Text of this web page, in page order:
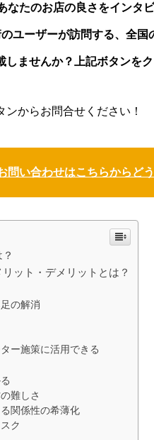
たのお店の良さをインタ
ユーザーが訪問する、全
しませんか？上記ボタンを
からお問合せください！
問い合わせはこちらからどう
ット・デメリットとは？
の解消
ー施策に活用できる
難しさ
関係性の希薄化
ク